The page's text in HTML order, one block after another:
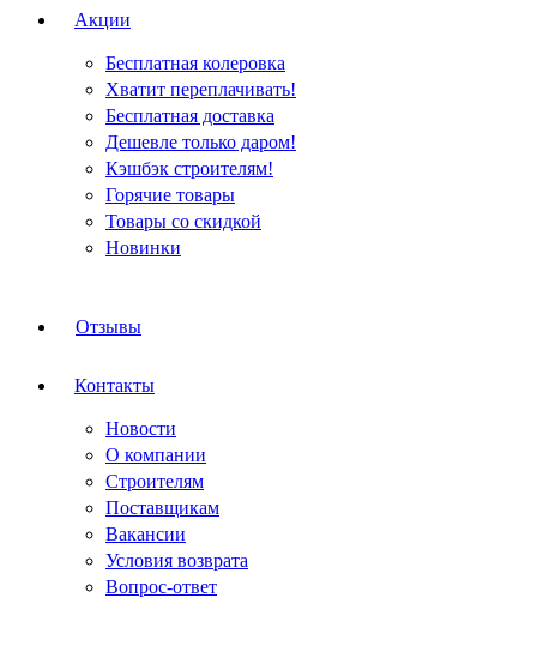
Акции
Бесплатная колеровка
Хватит переплачивать!
Бесплатная доставка
Дешевле только даром!
Кэшбэк строителям!
Горячие товары
Товары со скидкой
Новинки
Отзывы
Контакты
Новости
О компании
Строителям
Поставщикам
Вакансии
Условия возврата
Вопрос-ответ